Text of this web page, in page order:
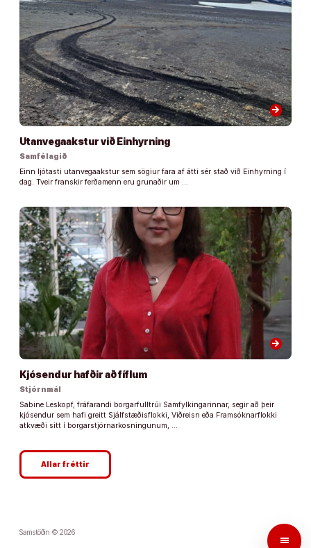
menu
arrow_forward
Utanvegaakstur við Einhyrning
Samfélagið
Einn ljótasti utanvegaakstur sem sögiur fara af átti sér stað við Einhyrning í
dag. Tveir franskir ferðamenn eru grunaðir um …
arrow_forward
Kjósendur hafðir að fíflum
Stjórnmál
Sabine Leskopf, fráfarandi borgarfulltrúi Samfylkingarinnar, segir að þeir
kjósendur sem hafi greitt Sjálfstæðisflokki, Viðreisn eða Framsóknarflokki
atkvæði sitt í borgarstjórnarkosningunum, …
Allar fréttir
Samstöðin © 2026